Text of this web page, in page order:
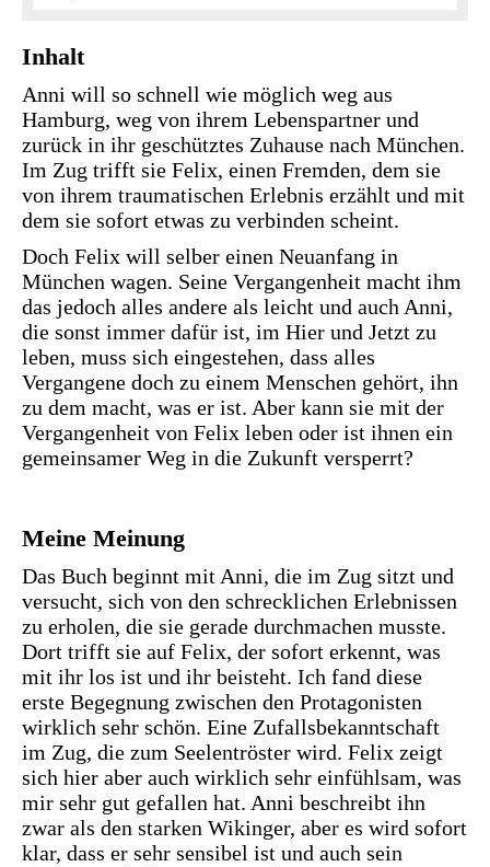
Inhalt
Anni will so schnell wie möglich weg aus
Hamburg, weg von ihrem Lebenspartner und
zurück in ihr geschütztes Zuhause nach München.
Im Zug trifft sie Felix, einen Fremden, dem sie
von ihrem traumatischen Erlebnis erzählt und mit
dem sie sofort etwas zu verbinden scheint.
Doch Felix will selber einen Neuanfang in
München wagen. Seine Vergangenheit macht ihm
das jedoch alles andere als leicht und auch Anni,
die sonst immer dafür ist, im Hier und Jetzt zu
leben, muss sich eingestehen, dass alles
Vergangene doch zu einem Menschen gehört, ihn
zu dem macht, was er ist. Aber kann sie mit der
Vergangenheit von Felix leben oder ist ihnen ein
gemeinsamer Weg in die Zukunft versperrt?
Meine Meinung
Das Buch beginnt mit Anni, die im Zug sitzt und
versucht, sich von den schrecklichen Erlebnissen
zu erholen, die sie gerade durchmachen musste.
Dort trifft sie auf Felix, der sofort erkennt, was
mit ihr los ist und ihr beisteht. Ich fand diese
erste Begegnung zwischen den Protagonisten
wirklich sehr schön. Eine Zufallsbekanntschaft
im Zug, die zum Seelentröster wird. Felix zeigt
sich hier aber auch wirklich sehr einfühlsam, was
mir sehr gut gefallen hat. Anni beschreibt ihn
zwar als den starken Wikinger, aber es wird sofort
klar, dass er sehr sensibel ist und auch sein